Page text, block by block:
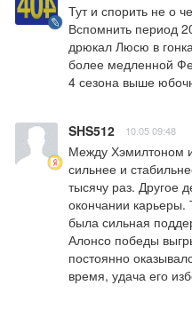
Тут и спорить не о
Вспомнить период
дрюкал Люсю в
более медленной
4 сезона выше
SHS512 10.05 09:48
Между Хэмилтоном
сильнее и
тысячу раз. Другое
окончании карьеры.
была сильная
Алонсо победы
постоянно
время, удача его